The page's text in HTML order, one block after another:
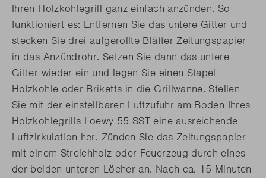
Ihren Holzkohlegrill ganz einfach anzünden. So
funktioniert es: Entfernen Sie das untere Gitter und
stecken Sie drei aufgerollte Blätter Zeitungspapier
in das Anzündrohr. Setzen Sie dann das untere
Gitter wieder ein und legen Sie einen Stapel
Holzkohle oder Briketts in die Grillwanne. Stellen
Sie mit der einstellbaren Luftzufuhr am Boden Ihres
Holzkohlegrills Loewy 55 SST eine ausreichende
Luftzirkulation her. Zünden Sie das Zeitungspapier
mit einem Streichholz oder Feuerzeug durch eines
der beiden unteren Löcher an. Nach ca. 15 Minuten